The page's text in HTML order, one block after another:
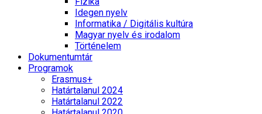
Idegen nyelv
Informatika / Digitális kultúra
Magyar nyelv és irodalom
Történelem
Dokumentumtár
Programok
Erasmus+
Határtalanul 2024
Határtalanul 2022